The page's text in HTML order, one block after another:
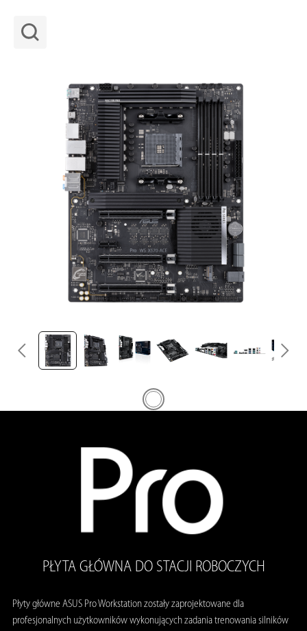
PŁYTA GŁÓWNA DO STACJI ROBOCZYCH
Płyty główne ASUS Pro Workstation zostały zaprojektowane dla
profesjonalnych użytkowników wykonujących zadania trenowania silników